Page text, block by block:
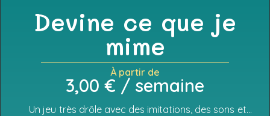
Devine ce que je
mime
À partir de
3,00 € / semaine
Un jeu très drôle avec des imitations, des sons et…